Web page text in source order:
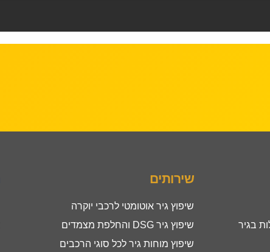
בגיר
שירותים
שיפוץ גיר אוטומטי לרכבי יוקרה
שיפוץ גיר DSG והחלפת מצמדים
שיפוץ מוחות גיר לכל סוגי הרכבים